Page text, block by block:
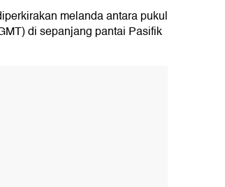
melanda antara pukul
di sepanjang pantai Pasifik